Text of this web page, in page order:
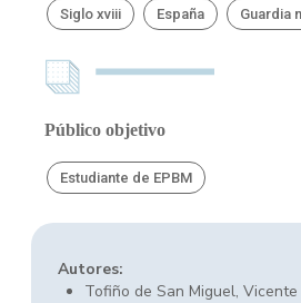
Siglo xviii España Guardia
Público objetivo
Estudiante de EPBM
Autores:
Tofiño de San Miguel, Vicente